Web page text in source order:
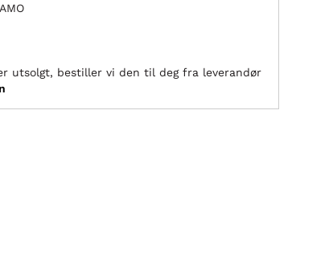
utsolgt, bestiller vi den til deg fra leverandør